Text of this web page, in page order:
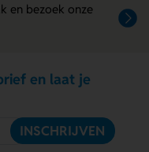
en bezoek onze
en laat je
INSCHRIJVEN